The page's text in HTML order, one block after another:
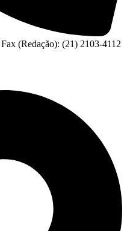
(Redação): (21) 2103-4112